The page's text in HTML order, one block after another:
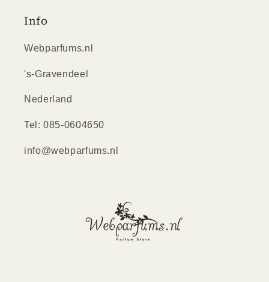
Info
Webparfums.nl
's-Gravendeel
Nederland
Tel: 085-0604650
info@webparfums.nl